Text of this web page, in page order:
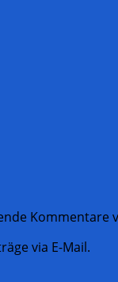
Kommentare
via E-Mail.